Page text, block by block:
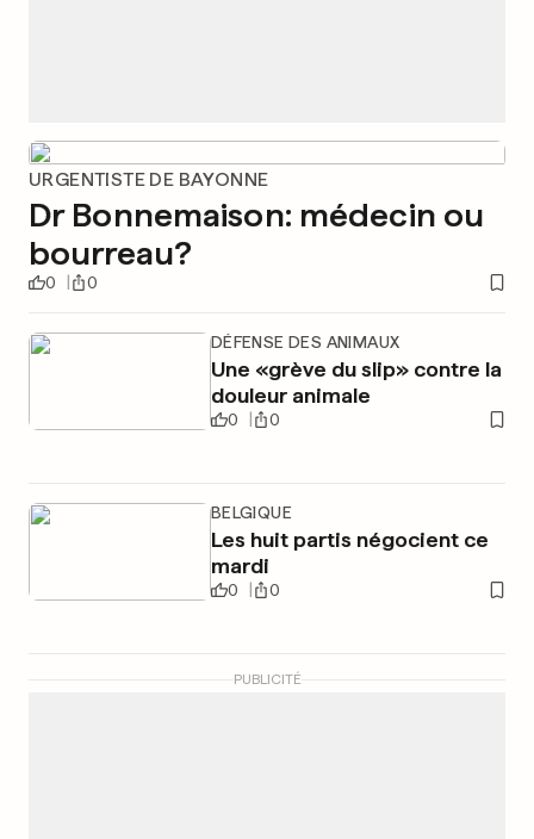
URGENTISTE DE BAYONNE
Dr Bonnemaison: médecin ou
bourreau?
0 0
DÉFENSE DES ANIMAUX
Une «grève du slip» contre la
douleur animale
0 0
BELGIQUE
Les huit partis négocient ce
mardi
0 0
PUBLICITÉ